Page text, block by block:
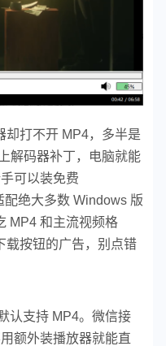
却打不开 MP4，多半是
解码器补丁，电脑就能
可以装免费
绝大多数 Windows 版
MP4 和主流视频格
载按钮的广告，别点错
认支持 MP4。微信接
额外装播放器就能直